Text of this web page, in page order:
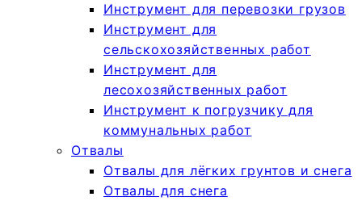
Инструмент для перевозки грузов
Инструмент для
сельскохозяйственных работ
Инструмент для
лесохозяйственных работ
Инструмент к погрузчику для
коммунальных работ
Отвалы
Отвалы для лёгких грунтов и снега
Отвалы для снега